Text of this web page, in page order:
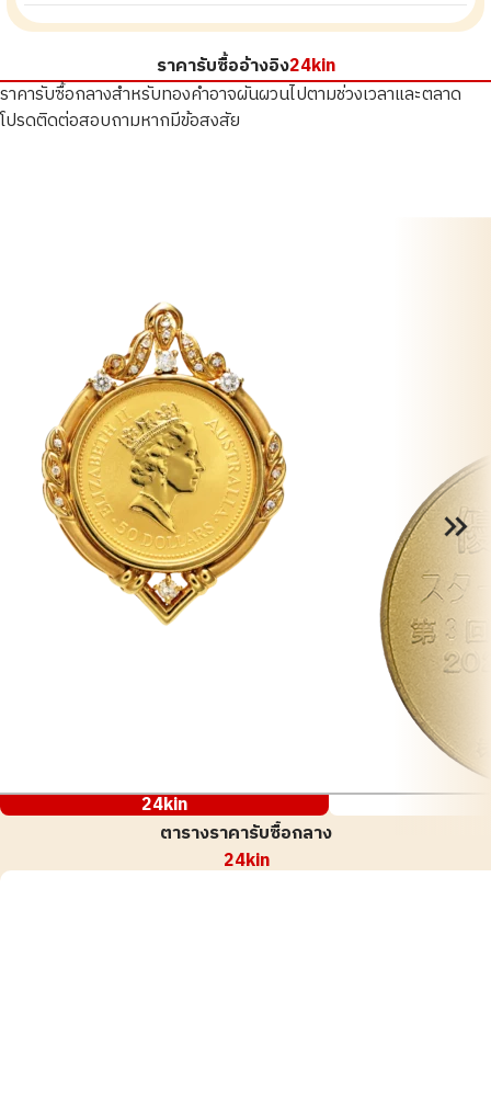
ราคารับซื้ออ้างอิง24kin
ราคารับซื้อกลางสำหรับทองคำอาจผันผวนไปตามช่วงเวลาและตลาด
โปรดติดต่อสอบถามหากมีข้อสงสัย
24kin
ตารางราคารับซื้อกลาง
24kin